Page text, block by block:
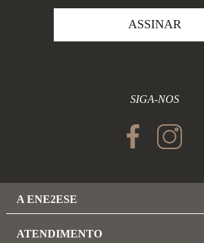
ASSINAR
SIGA-NOS
A ENE2ESE
ATENDIMENTO